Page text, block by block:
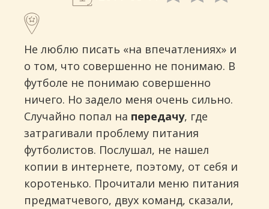
Не люблю писать «на впечатлениях» и
о том, что совершенно не понимаю. В
футболе не понимаю совершенно
ничего. Но задело меня очень сильно.
Случайно попал на передачу, где
затрагивали проблему питания
футболистов. Послушал, не нашел
копии в интернете, поэтому, от себя и
коротенько. Прочитали меню питания
предматчевого, двух команд, сказали,